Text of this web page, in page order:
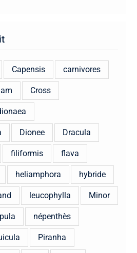
Capensis carnivores
Cross
Dionee Dracula
filiformis flava
heliamphora hybride
leucophylla Minor
népenthès
Piranha